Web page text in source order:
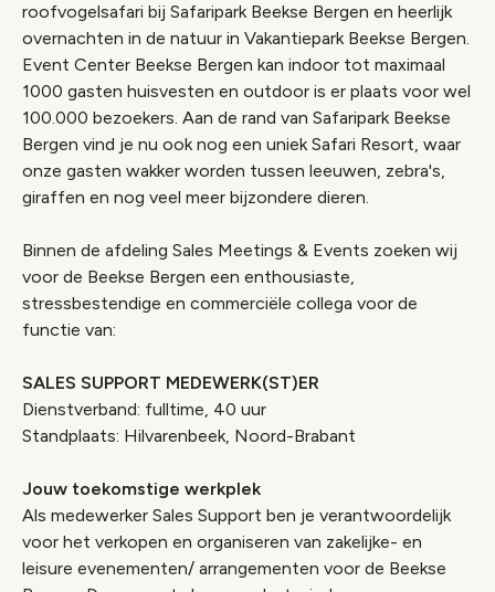
roofvogelsafari bij Safaripark Beekse Bergen en heerlijk
overnachten in de natuur in Vakantiepark Beekse Bergen.
Event Center Beekse Bergen kan indoor tot maximaal
1000 gasten huisvesten en outdoor is er plaats voor wel
100.000 bezoekers. Aan de rand van Safaripark Beekse
Bergen vind je nu ook nog een uniek Safari Resort, waar
onze gasten wakker worden tussen leeuwen, zebra's,
giraffen en nog veel meer bijzondere dieren.
Binnen de afdeling Sales Meetings & Events zoeken wij
voor de Beekse Bergen een enthousiaste,
stressbestendige en commerciële collega voor de
functie van:
SALES SUPPORT MEDEWERK(ST)ER
Dienstverband: fulltime, 40 uur
Standplaats: Hilvarenbeek, Noord-Brabant
Jouw toekomstige werkplek
Als medewerker Sales Support ben je verantwoordelijk
voor het verkopen en organiseren van zakelijke- en
leisure evenementen/ arrangementen voor de Beekse